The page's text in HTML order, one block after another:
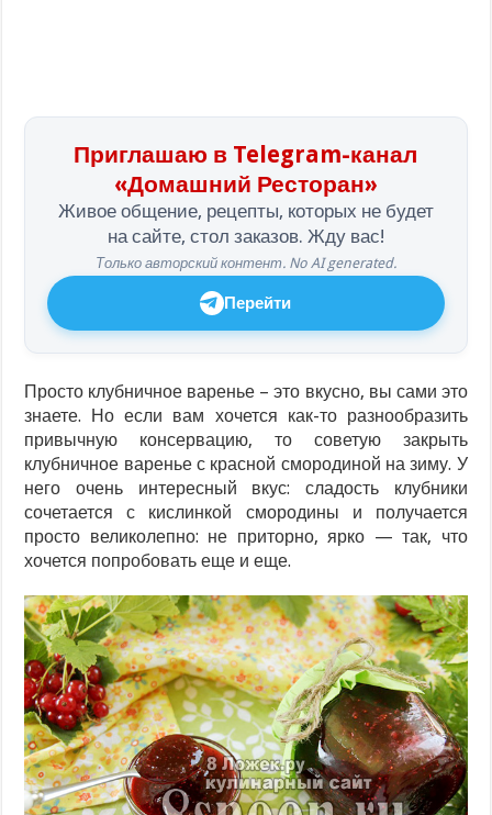
Приглашаю в Telegram-канал
«Домашний Ресторан»
Живое общение, рецепты, которых не будет
на сайте, стол заказов. Жду вас!
Только авторский контент. No AI generated.
Перейти
Просто клубничное варенье – это вкусно, вы сами это
знаете. Но если вам хочется как-то разнообразить
привычную консервацию, то советую закрыть
клубничное варенье с красной смородиной на зиму. У
него очень интересный вкус: сладость клубники
сочетается с кислинкой смородины и получается
просто великолепно: не приторно, ярко — так, что
хочется попробовать еще и еще.